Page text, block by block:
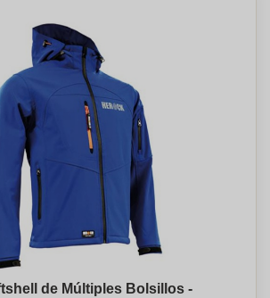
de Múltiples Bolsillos -